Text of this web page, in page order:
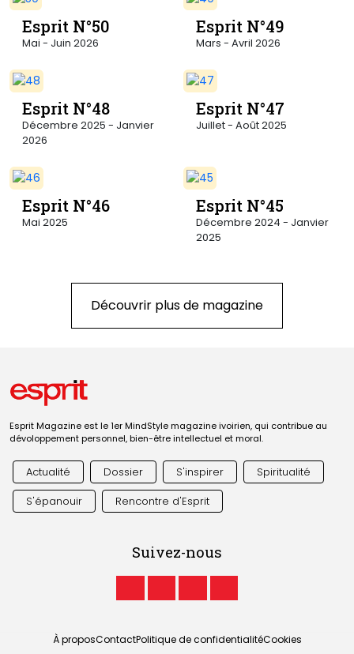
Esprit N°50
Mai - Juin 2026
Esprit N°49
Mars - Avril 2026
Esprit N°48
Décembre 2025 - Janvier
2026
Esprit N°47
Juillet - Août 2025
Esprit N°46
Mai 2025
Esprit N°45
Décembre 2024 - Janvier
2025
Découvrir plus de magazine
Esprit Magazine est le 1er MindStyle magazine ivoirien, qui contribue au
dévoloppement personnel, bien-être intellectuel et moral.
Actualité Dossier S'inspirer
Spiritualité
S'épanouir
Rencontre d'Esprit
Suivez-nous
À proposContactPolitique de confidentialitéCookies